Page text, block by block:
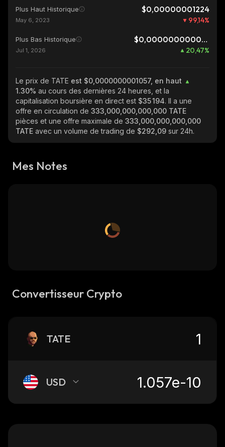
Plus Haut Historique $0,00000001224
May 6, 2023 99,14%
Plus Bas Historique $0,0000000000877
Jul 1, 2026 20,47%
Le prix de TATE est $0,0000000001057, en haut
1.30% au cours des dernières 24 heures, et la
capitalisation boursière en direct est $35 194. Il a une
offre en circulation de 333,000,000,000,000 TATE
pièces et une offre maximale de 333,000,000,000,000
TATE avec un volume de trading de $292,09 sur 24h.
Mes Notes
Convertisseur Crypto
TATE
USD